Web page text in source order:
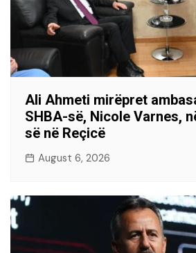
Ali Ahmeti mirëpret
SHBA-së, Nicole Varnes,
së në Reçicë
August 6, 2026